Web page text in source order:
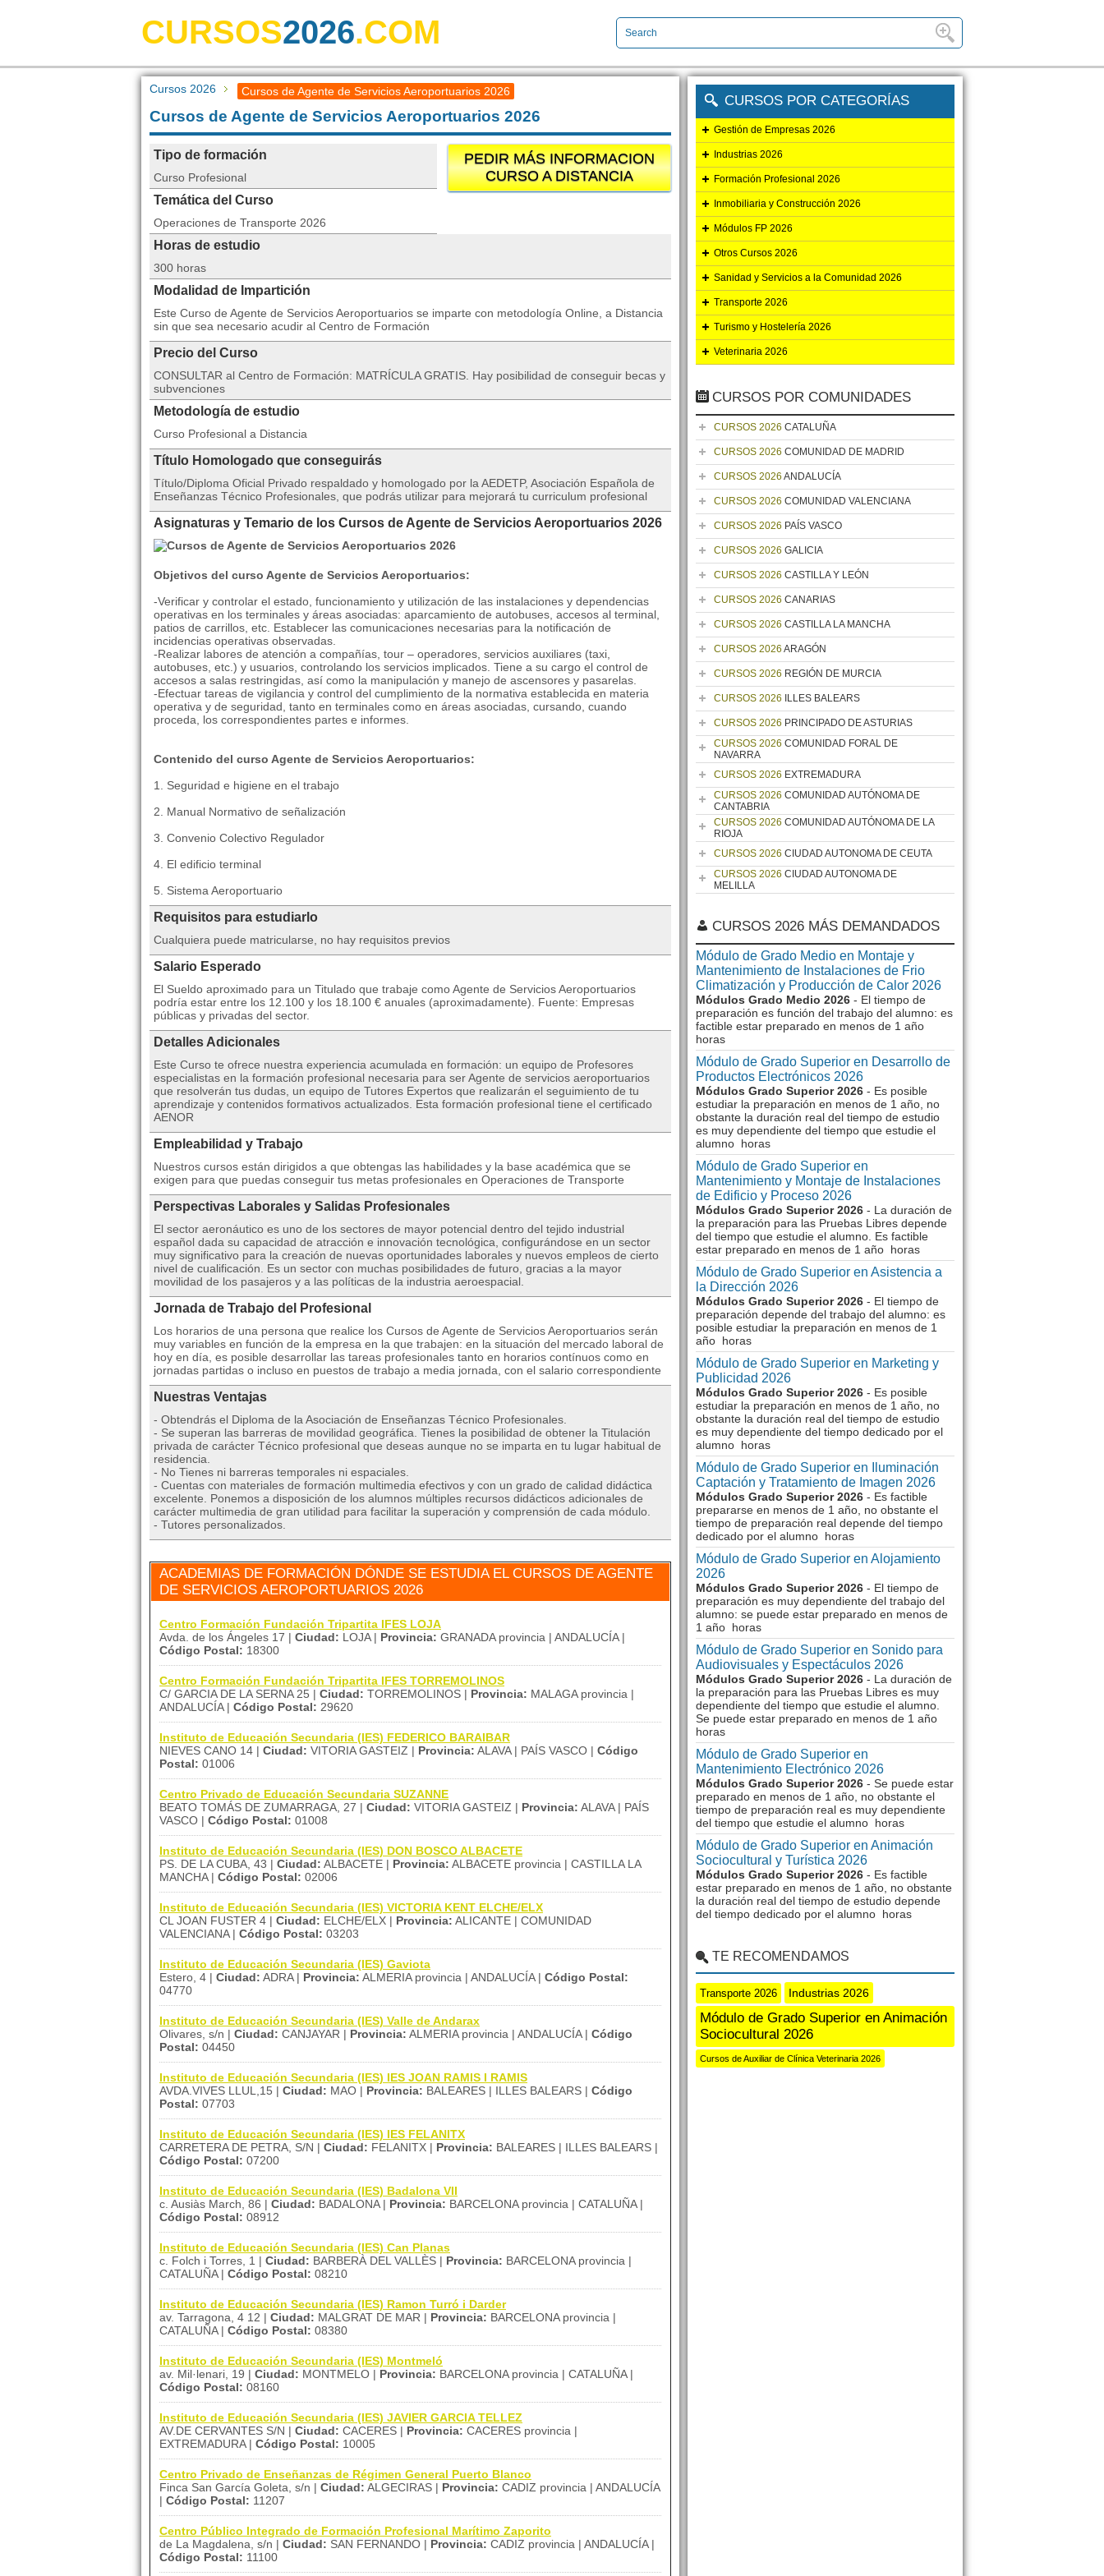
CURSOS2026.COM
Cursos 2026 Cursos de Agente de Servicios Aeroportuarios 2026
Cursos de Agente de Servicios Aeroportuarios 2026
PEDIR MÁS INFORMACION
CURSO A DISTANCIA
Tipo de formación
Curso Profesional
Temática del Curso
Operaciones de Transporte 2026
Horas de estudio
300 horas
Modalidad de Impartición
Este Curso de Agente de Servicios Aeroportuarios se imparte con metodología Online, a Distancia
sin que sea necesario acudir al Centro de Formación
Precio del Curso
CONSULTAR al Centro de Formación: MATRÍCULA GRATIS. Hay posibilidad de conseguir becas y
subvenciones
Metodología de estudio
Curso Profesional a Distancia
Título Homologado que conseguirás
Título/Diploma Oficial Privado respaldado y homologado por la AEDETP, Asociación Española de
Enseñanzas Técnico Profesionales, que podrás utilizar para mejorará tu curriculum profesional
Asignaturas y Temario de los Cursos de Agente de Servicios Aeroportuarios 2026
Objetivos del curso Agente de Servicios Aeroportuarios:
-Verificar y controlar el estado, funcionamiento y utilización de las instalaciones y dependencias
operativas en los terminales y áreas asociadas: aparcamiento de autobuses, accesos al terminal,
patios de carrillos, etc. Establecer las comunicaciones necesarias para la notificación de
incidencias operativas observadas.
-Realizar labores de atención a compañías, tour – operadores, servicios auxiliares (taxi,
autobuses, etc.) y usuarios, controlando los servicios implicados. Tiene a su cargo el control de
accesos a salas restringidas, así como la manipulación y manejo de ascensores y pasarelas.
-Efectuar tareas de vigilancia y control del cumplimiento de la normativa establecida en materia
operativa y de seguridad, tanto en terminales como en áreas asociadas, cursando, cuando
proceda, los correspondientes partes e informes.
Contenido del curso Agente de Servicios Aeroportuarios:
1. Seguridad e higiene en el trabajo
2. Manual Normativo de señalización
3. Convenio Colectivo Regulador
4. El edificio terminal
5. Sistema Aeroportuario
Requisitos para estudiarlo
Cualquiera puede matricularse, no hay requisitos previos
Salario Esperado
El Sueldo aproximado para un Titulado que trabaje como Agente de Servicios Aeroportuarios
podría estar entre los 12.100 y los 18.100 € anuales (aproximadamente). Fuente: Empresas
públicas y privadas del sector.
Detalles Adicionales
Este Curso te ofrece nuestra experiencia acumulada en formación: un equipo de Profesores
especialistas en la formación profesional necesaria para ser Agente de servicios aeroportuarios
que resolverán tus dudas, un equipo de Tutores Expertos que realizarán el seguimiento de tu
aprendizaje y contenidos formativos actualizados. Esta formación profesional tiene el certificado
AENOR
Empleabilidad y Trabajo
Nuestros cursos están dirigidos a que obtengas las habilidades y la base académica que se
exigen para que puedas conseguir tus metas profesionales en Operaciones de Transporte
Perspectivas Laborales y Salidas Profesionales
El sector aeronáutico es uno de los sectores de mayor potencial dentro del tejido industrial
español dada su capacidad de atracción e innovación tecnológica, configurándose en un sector
muy significativo para la creación de nuevas oportunidades laborales y nuevos empleos de cierto
nivel de cualificación. Es un sector con muchas posibilidades de futuro, gracias a la mayor
movilidad de los pasajeros y a las políticas de la industria aeroespacial.
Jornada de Trabajo del Profesional
Los horarios de una persona que realice los Cursos de Agente de Servicios Aeroportuarios serán
muy variables en función de la empresa en la que trabajen: en la situación del mercado laboral de
hoy en día, es posible desarrollar las tareas profesionales tanto en horarios contínuos como en
jornadas partidas o incluso en puestos de trabajo a media jornada, con el salario correspondiente
Nuestras Ventajas
- Obtendrás el Diploma de la Asociación de Enseñanzas Técnico Profesionales.
- Se superan las barreras de movilidad geográfica. Tienes la posibilidad de obtener la Titulación
privada de carácter Técnico profesional que deseas aunque no se imparta en tu lugar habitual de
residencia.
- No Tienes ni barreras temporales ni espaciales.
- Cuentas con materiales de formación multimedia efectivos y con un grado de calidad didáctica
excelente. Ponemos a disposición de los alumnos múltiples recursos didácticos adicionales de
carácter multimedia de gran utilidad para facilitar la superación y comprensión de cada módulo.
- Tutores personalizados.
ACADEMIAS DE FORMACIÓN DÓNDE SE ESTUDIA EL CURSOS DE AGENTE
DE SERVICIOS AEROPORTUARIOS 2026
Centro Formación Fundación Tripartita IFES LOJA
Avda. de los Ángeles 17 | Ciudad: LOJA | Provincia: GRANADA provincia | ANDALUCÍA |
Código Postal: 18300
Centro Formación Fundación Tripartita IFES TORREMOLINOS
C/ GARCIA DE LA SERNA 25 | Ciudad: TORREMOLINOS | Provincia: MALAGA provincia |
ANDALUCÍA | Código Postal: 29620
Instituto de Educación Secundaria (IES) FEDERICO BARAIBAR
NIEVES CANO 14 | Ciudad: VITORIA GASTEIZ | Provincia: ALAVA | PAÍS VASCO | Código
Postal: 01006
Centro Privado de Educación Secundaria SUZANNE
BEATO TOMÁS DE ZUMARRAGA, 27 | Ciudad: VITORIA GASTEIZ | Provincia: ALAVA | PAÍS
VASCO | Código Postal: 01008
Instituto de Educación Secundaria (IES) DON BOSCO ALBACETE
PS. DE LA CUBA, 43 | Ciudad: ALBACETE | Provincia: ALBACETE provincia | CASTILLA LA
MANCHA | Código Postal: 02006
Instituto de Educación Secundaria (IES) VICTORIA KENT ELCHE/ELX
CL JOAN FUSTER 4 | Ciudad: ELCHE/ELX | Provincia: ALICANTE | COMUNIDAD
VALENCIANA | Código Postal: 03203
Instituto de Educación Secundaria (IES) Gaviota
Estero, 4 | Ciudad: ADRA | Provincia: ALMERIA provincia | ANDALUCÍA | Código Postal:
04770
Instituto de Educación Secundaria (IES) Valle de Andarax
Olivares, s/n | Ciudad: CANJAYAR | Provincia: ALMERIA provincia | ANDALUCÍA | Código
Postal: 04450
Instituto de Educación Secundaria (IES) IES JOAN RAMIS I RAMIS
AVDA.VIVES LLUL,15 | Ciudad: MAO | Provincia: BALEARES | ILLES BALEARS | Código
Postal: 07703
Instituto de Educación Secundaria (IES) IES FELANITX
CARRETERA DE PETRA, S/N | Ciudad: FELANITX | Provincia: BALEARES | ILLES BALEARS |
Código Postal: 07200
Instituto de Educación Secundaria (IES) Badalona VII
c. Ausiàs March, 86 | Ciudad: BADALONA | Provincia: BARCELONA provincia | CATALUÑA |
Código Postal: 08912
Instituto de Educación Secundaria (IES) Can Planas
c. Folch i Torres, 1 | Ciudad: BARBERÀ DEL VALLÈS | Provincia: BARCELONA provincia |
CATALUÑA | Código Postal: 08210
Instituto de Educación Secundaria (IES) Ramon Turró i Darder
av. Tarragona, 4 12 | Ciudad: MALGRAT DE MAR | Provincia: BARCELONA provincia |
CATALUÑA | Código Postal: 08380
Instituto de Educación Secundaria (IES) Montmeló
av. Mil·lenari, 19 | Ciudad: MONTMELO | Provincia: BARCELONA provincia | CATALUÑA |
Código Postal: 08160
Instituto de Educación Secundaria (IES) JAVIER GARCIA TELLEZ
AV.DE CERVANTES S/N | Ciudad: CACERES | Provincia: CACERES provincia |
EXTREMADURA | Código Postal: 10005
Centro Privado de Enseñanzas de Régimen General Puerto Blanco
Finca San García Goleta, s/n | Ciudad: ALGECIRAS | Provincia: CADIZ provincia | ANDALUCÍA
| Código Postal: 11207
Centro Público Integrado de Formación Profesional Marítimo Zaporito
de La Magdalena, s/n | Ciudad: SAN FERNANDO | Provincia: CADIZ provincia | ANDALUCÍA |
Código Postal: 11100
CURSOS POR CATEGORÍAS
Gestión de Empresas 2026
Industrias 2026
Formación Profesional 2026
Inmobiliaria y Construcción 2026
Módulos FP 2026
Otros Cursos 2026
Sanidad y Servicios a la Comunidad 2026
Transporte 2026
Turismo y Hostelería 2026
Veterinaria 2026
CURSOS POR COMUNIDADES
CURSOS 2026 CATALUÑA
CURSOS 2026 COMUNIDAD DE MADRID
CURSOS 2026 ANDALUCÍA
CURSOS 2026 COMUNIDAD VALENCIANA
CURSOS 2026 PAÍS VASCO
CURSOS 2026 GALICIA
CURSOS 2026 CASTILLA Y LEÓN
CURSOS 2026 CANARIAS
CURSOS 2026 CASTILLA LA MANCHA
CURSOS 2026 ARAGÓN
CURSOS 2026 REGIÓN DE MURCIA
CURSOS 2026 ILLES BALEARS
CURSOS 2026 PRINCIPADO DE ASTURIAS
CURSOS 2026 COMUNIDAD FORAL DE
NAVARRA
CURSOS 2026 EXTREMADURA
CURSOS 2026 COMUNIDAD AUTÓNOMA DE
CANTABRIA
CURSOS 2026 COMUNIDAD AUTÓNOMA DE LA
RIOJA
CURSOS 2026 CIUDAD AUTONOMA DE CEUTA
CURSOS 2026 CIUDAD AUTONOMA DE
MELILLA
CURSOS 2026 MÁS DEMANDADOS
Módulo de Grado Medio en Montaje y
Mantenimiento de Instalaciones de Frio
Climatización y Producción de Calor 2026
Módulos Grado Medio 2026 - El tiempo de
preparación es función del trabajo del alumno: es
factible estar preparado en menos de 1 año
horas
Módulo de Grado Superior en Desarrollo de
Productos Electrónicos 2026
Módulos Grado Superior 2026 - Es posible
estudiar la preparación en menos de 1 año, no
obstante la duración real del tiempo de estudio
es muy dependiente del tiempo que estudie el
alumno horas
Módulo de Grado Superior en
Mantenimiento y Montaje de Instalaciones
de Edificio y Proceso 2026
Módulos Grado Superior 2026 - La duración de
la preparación para las Pruebas Libres depende
del tiempo que estudie el alumno. Es factible
estar preparado en menos de 1 año horas
Módulo de Grado Superior en Asistencia a
la Dirección 2026
Módulos Grado Superior 2026 - El tiempo de
preparación depende del trabajo del alumno: es
posible estudiar la preparación en menos de 1
año horas
Módulo de Grado Superior en Marketing y
Publicidad 2026
Módulos Grado Superior 2026 - Es posible
estudiar la preparación en menos de 1 año, no
obstante la duración real del tiempo de estudio
es muy dependiente del tiempo dedicado por el
alumno horas
Módulo de Grado Superior en Iluminación
Captación y Tratamiento de Imagen 2026
Módulos Grado Superior 2026 - Es factible
prepararse en menos de 1 año, no obstante el
tiempo de preparación real depende del tiempo
dedicado por el alumno horas
Módulo de Grado Superior en Alojamiento
2026
Módulos Grado Superior 2026 - El tiempo de
preparación es muy dependiente del trabajo del
alumno: se puede estar preparado en menos de
1 año horas
Módulo de Grado Superior en Sonido para
Audiovisuales y Espectáculos 2026
Módulos Grado Superior 2026 - La duración de
la preparación para las Pruebas Libres es muy
dependiente del tiempo que estudie el alumno.
Se puede estar preparado en menos de 1 año
horas
Módulo de Grado Superior en
Mantenimiento Electrónico 2026
Módulos Grado Superior 2026 - Se puede estar
preparado en menos de 1 año, no obstante el
tiempo de preparación real es muy dependiente
del tiempo que estudie el alumno horas
Módulo de Grado Superior en Animación
Sociocultural y Turística 2026
Módulos Grado Superior 2026 - Es factible
estar preparado en menos de 1 año, no obstante
la duración real del tiempo de estudio depende
del tiempo dedicado por el alumno horas
TE RECOMENDAMOS
Transporte 2026 Industrias 2026
Módulo de Grado Superior en Animación
Sociocultural 2026
Cursos de Auxiliar de Clínica Veterinaria 2026